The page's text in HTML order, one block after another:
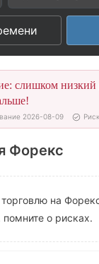
слишком
2026-08-09
Форекс
на
о рисках.